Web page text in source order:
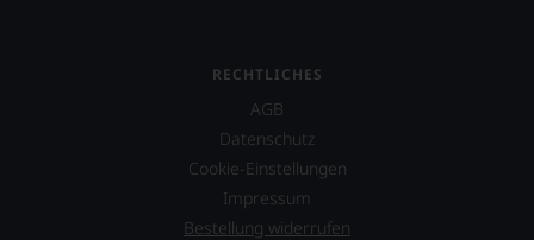
RECHTLICHES
AGB
Datenschutz
Cookie-Einstellungen
Impressum
Bestellung widerrufen